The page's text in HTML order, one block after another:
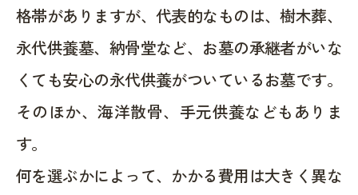
格帯がありますが、代表的なものは、樹木葬、
永代供養墓、納骨堂など、お墓の承継者がいな
くても安心の永代供養がついているお墓です。
そのほか、海洋散骨、手元供養などもありま
す。
何を選ぶかによって、かかる費用は大きく異な